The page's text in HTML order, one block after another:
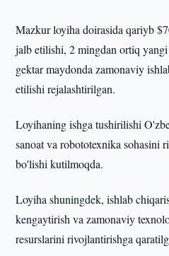
Mazkur loyiha doirasida qariyb
jalb etilishi, 2 mingdan ortiq
gektar maydonda zamonaviy
etilishi rejalashtirilgan.
Loyihaning ishga tushirilishi
sanoat va robototexnika sohasini
bo'lishi kutilmoqda.
Loyiha shuningdek, ishlab
kengaytirish va zamonaviy
resurslarini rivojlantirishga